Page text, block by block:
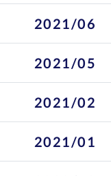
2021/06
2021/05
2021/02
2021/01